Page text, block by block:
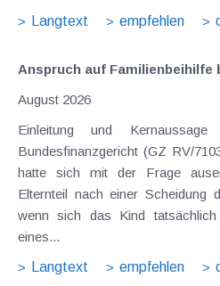
Langtext
empfehlen
Anspruch auf Familienbeihilfe
August 2026
Einleitung und Kernaussage
Bundesfinanzgericht (GZ RV/
hatte sich mit der Frage
Elternteil nach einer Scheidung
wenn sich das Kind
eines...
Langtext
empfehlen